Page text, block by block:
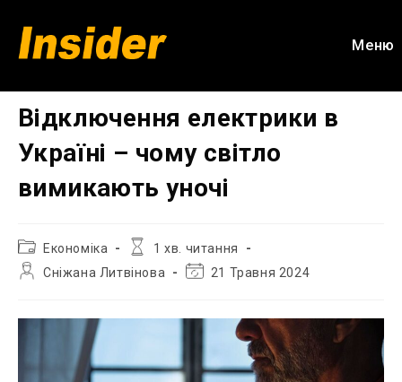
вмісту
Меню
Відключення електрики в
Україні – чому світло
вимикають уночі
Категорія
запису:
Економіка
Час
1 хв. читання
АвторСніжана Литвінова
Остання21 Травня 2024